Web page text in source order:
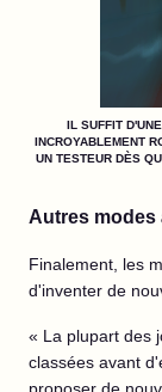
IL SUFFIT
INCROYABLEMENT
UN TESTEUR DÈS
Autres modes
Finalement, les
d'inventer de
« La plupart des
classées avant